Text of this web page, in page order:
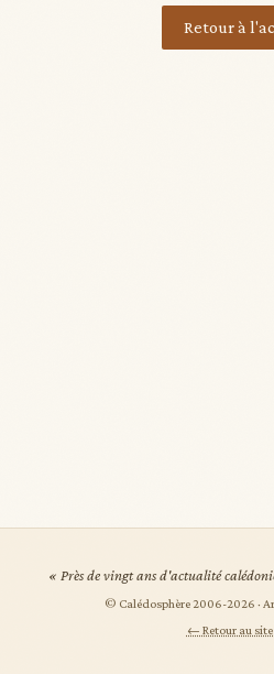
Retour à
« Près de vingt ans d'actualité
© Calédosphère 2006-2026 ·
← Retour au